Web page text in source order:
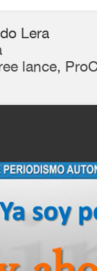
Lera
lance,